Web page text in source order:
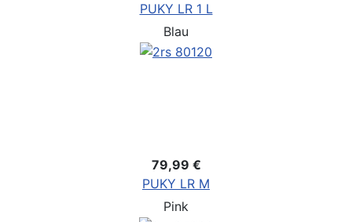
PUKY LR 1 L
Blau
79,99 €
PUKY LR M
Pink